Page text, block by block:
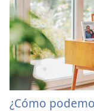
¿Cómo